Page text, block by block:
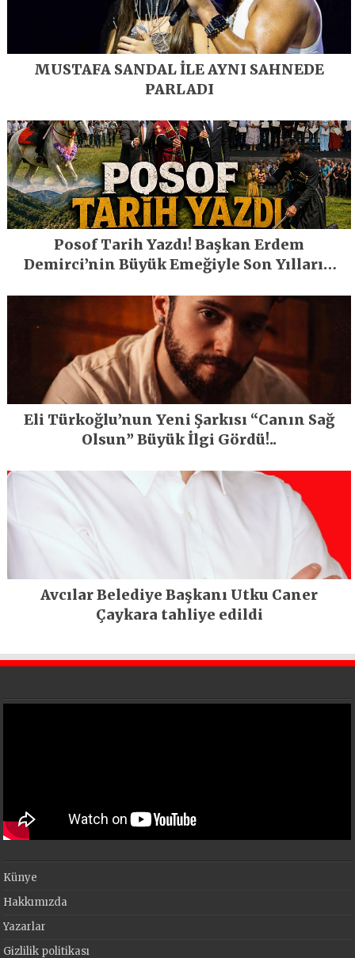
MUSTAFA SANDAL İLE AYNI SAHNEDE
PARLADI
Posof Tarih Yazdı! Başkan Erdem
Demirci’nin Büyük Emeğiyle Son Yılların
Eli Türkoğlu’nun Yeni Şarkısı “Canın Sağ
Olsun” Büyük İlgi Gördü!..
Avcılar Belediye Başkanı Utku Caner
Çaykara tahliye edildi
Künye
Hakkımızda
Yazarlar
Gizlilik politikası